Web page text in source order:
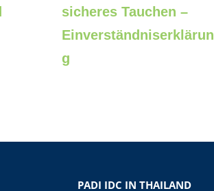
sicheres Tauchen –
Einverständniserklärun
g
PADI IDC IN THAILAND